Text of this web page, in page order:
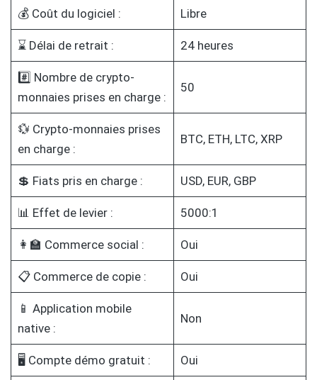
💰 Coût du logiciel : Libre
⌛ Délai de retrait : 24 heures
#️⃣ Nombre de crypto-
monnaies prises en charge :
50
💱 Crypto-monnaies prises
en charge :
BTC, ETH, LTC, XRP
💲 Fiats pris en charge : USD, EUR, GBP
📊 Effet de levier : 5000:1
👩‍🏫 Commerce social : Oui
📋 Commerce de copie : Oui
📱 Application mobile
native :
Non
🖥️ Compte démo gratuit : Oui